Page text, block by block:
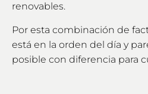
renovables.
Por esta combinación de
está en la orden del día y
posible con diferencia para